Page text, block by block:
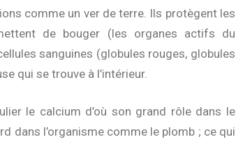
comme un ver de terre. Ils protègent les
de bouger (les organes actifs du
sanguines (globules rouges, globules
qui se trouve à l’intérieur.
le calcium d’où son grand rôle dans le
dans l’organisme comme le plomb ; ce qui